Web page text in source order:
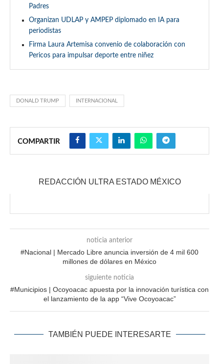
Padres
Organizan UDLAP y AMPEP diplomado en IA para
periodistas
Firma Laura Artemisa convenio de colaboración con
Pericos para impulsar deporte entre niñez
DONALD TRUMP INTERNACIONAL
COMPARTIR
REDACCIÓN ULTRA ESTADO MÉXICO
noticia anterior
#Nacional | Mercado Libre anuncia inversión de 4 mil 600
millones de dólares en México
siguiente noticia
#Municipios | Ocoyoacac apuesta por la innovación turística con
el lanzamiento de la app “Vive Ocoyoacac”
TAMBIÉN PUEDE INTERESARTE